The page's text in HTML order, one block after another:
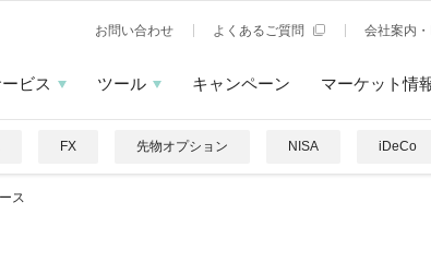
お問い合わせ よくあるご質問 会社案内
ビス ツール キャンペーン マーケット情
FX 先物オプション NISA iDeCo
ス